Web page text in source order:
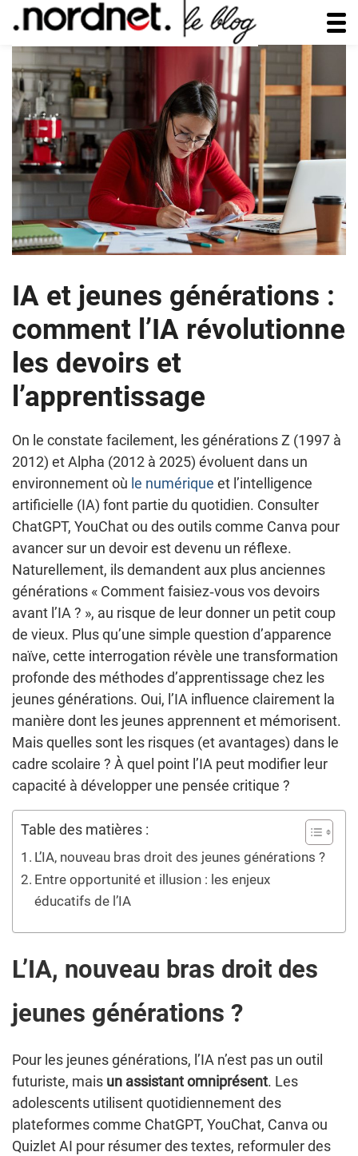
IA et jeunes générations :
comment l’IA révolutionne
les devoirs et
l’apprentissage
On le constate facilement, les générations Z (1997 à
2012) et Alpha (2012 à 2025) évoluent dans un
environnement où le numérique et l’intelligence
artificielle (IA) font partie du quotidien. Consulter
ChatGPT, YouChat ou des outils comme Canva pour
avancer sur un devoir est devenu un réflexe.
Naturellement, ils demandent aux plus anciennes
générations « Comment faisiez‑vous vos devoirs
avant l’IA ? », au risque de leur donner un petit coup
de vieux. Plus qu’une simple question d’apparence
naïve, cette interrogation révèle une transformation
profonde des méthodes d’apprentissage chez les
jeunes générations. Oui, l’IA influence clairement la
manière dont les jeunes apprennent et mémorisent.
Mais quelles sont les risques (et avantages) dans le
cadre scolaire ? À quel point l’IA peut modifier leur
capacité à développer une pensée critique ?
Table des matières :
L’IA, nouveau bras droit des jeunes générations ?
Entre opportunité et illusion : les enjeux
éducatifs de l’IA
L’IA, nouveau bras droit des
jeunes générations ?
Pour les jeunes générations, l’IA n’est pas un outil
futuriste, mais un assistant omniprésent. Les
adolescents utilisent quotidiennement des
plateformes comme ChatGPT, YouChat, Canva ou
Quizlet AI pour résumer des textes, reformuler des